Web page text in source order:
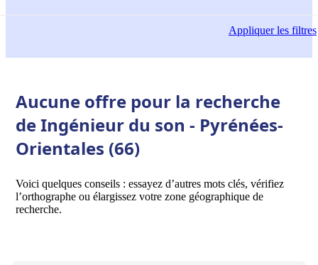
Appliquerles filtres
Aucune offre pour la recherche
de Ingénieur du son - Pyrénées-
Orientales (66)
Voici quelques conseils : essayez d’autres mots clés, vérifiez
l’orthographe ou élargissez votre zone géographique de
recherche.